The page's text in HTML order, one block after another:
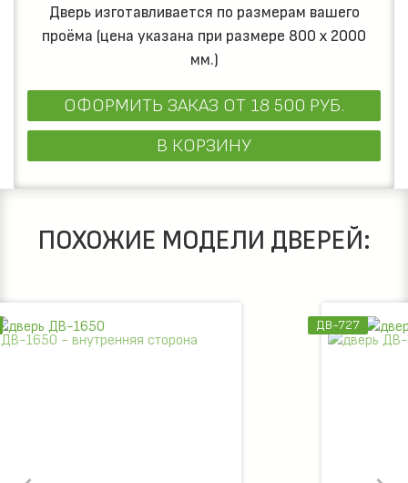
Дверь изготавливается по размерам вашего
проёма (цена указана при размере 800 х 2000
мм.)
ОФОРМИТЬ ЗАКАЗ ОТ 18 500 РУБ.
В КОРЗИНУ
ПОХОЖИЕ МОДЕЛИ ДВЕРЕЙ:
ДВ-727